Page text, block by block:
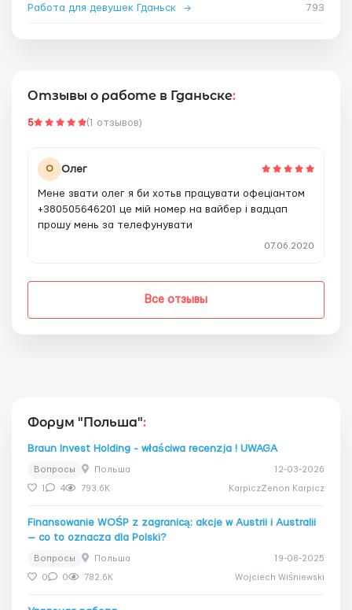
Работа для девушек Гданьск → 793
Отзывы о работе в Гданьске:
5 (1 отзывов)
О Олег
Мене звати олег я би хотьв працувати офеціантом
+380505646201 це мій номер на вайбер і вадцап
прошу мень за телефунувати
07.06.2020
Все отзывы
Форум "Польша":
Braun Invest Holding - właściwa recenzja ! UWAGA
Вопросы Польша 12-03-2026
1 4 793.6K KarpiczZenon Karpicz
Finansowanie WOŚP z zagranicą: akcje w Austrii i Australii
— co to oznacza dla Polski?
Вопросы Польша 19-08-2025
0 0 782.6K Wojciech Wiśniewski